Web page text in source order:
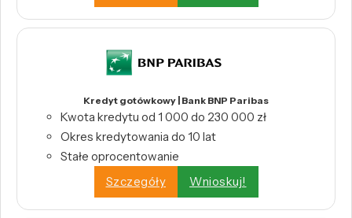
Kredyt gotówkowy | Bank BNP Paribas
Kwota kredytu od 1 000 do 230 000 zł
Okres kredytowania do 10 lat
Stałe oprocentowanie
Szczegóły
Wnioskuj!